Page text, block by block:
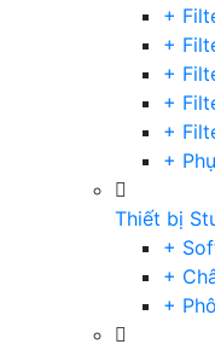
+
+
+
+
+
+
Thiết bị
+
+
+